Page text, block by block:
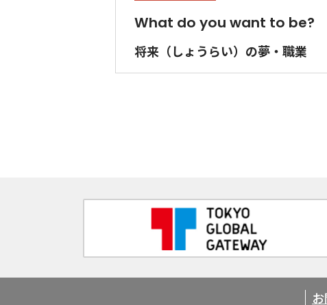
What do you want to be?
将来（しょうらい）の夢・職業